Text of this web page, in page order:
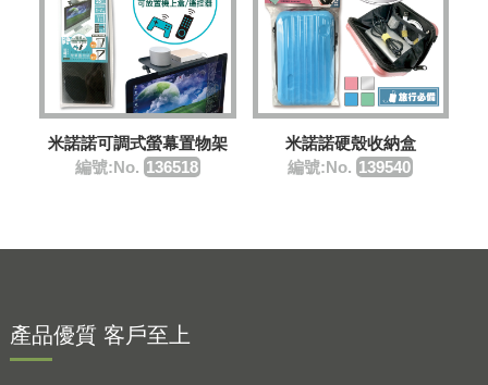
米諾諾可調式螢幕置物架
編號:No. 136518
米諾諾硬殼收納盒
編號:No. 139540
產品優質 客戶至上